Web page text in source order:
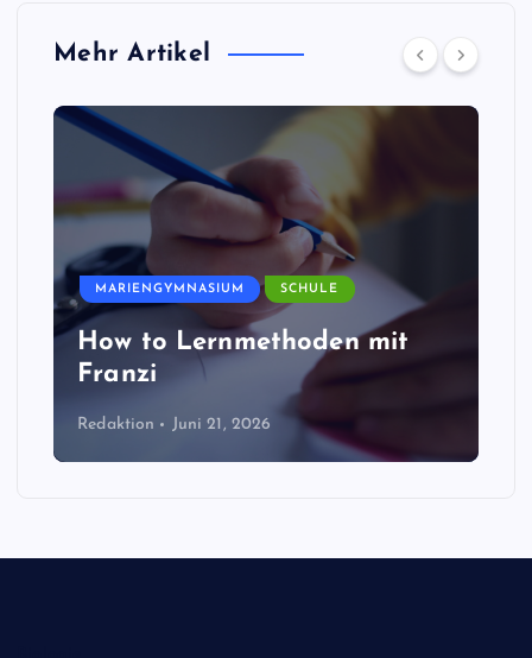
Mehr Artikel
MARIENGYMNASIUM SCHULE
How to Lernmethoden mit
Franzi
Redaktion Juni 21, 2026